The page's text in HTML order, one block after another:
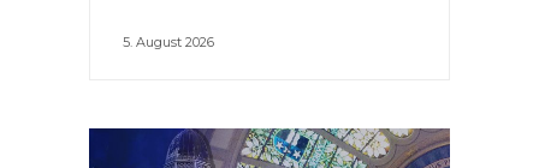
5. August 2026